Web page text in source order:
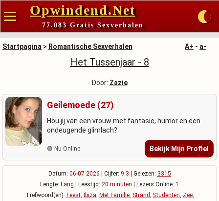
Opwindend.Net
77.083 Gratis Sexverhalen
Startpagina > Romantische Sexverhalen A+ - a-
Het Tussenjaar - 8
Door: Zazie
Geilemoede (27)
Hou jij van een vrouw met fantasie, humor en een
ondeugende glimlach?
🟢 Nu Online Bekijk Mijn Profiel
Datum: 06-07-2026 | Cijfer: 9.3 | Gelezen: 3315
Lengte: Lang | Leestijd: 20 minuten | Lezers Online: 1
Trefwoord(en): Feest, Ibiza, Met Familie, Strand, Studenten, Zee,